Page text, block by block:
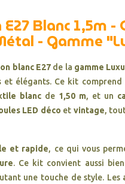
Blanc 1,5m -
- Gamme
blanc E27de la gamme
et élégants. Ce kit comprend
blancde 1,50 m, et un
LED déco et vintage,
et rapide, ce qui vous
. Ce kit convient aussi
une touche de style. Les